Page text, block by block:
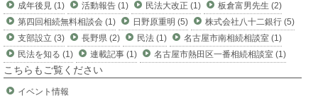
成年後見 (1)
活動報告 (1) 民法大改正 (1)
板倉富男先生 (2)
第四回相続無料相談会 (1)
日野原重明 (5)
株式会社八十二銀行 (5)
支部設立 (3)
長野県 (2) 民法 (1)
名古屋市南相続相談室 (1)
民法を知る (1)
連載記事 (1) 名古屋市熱田区一番相続相談室 (1)
こちらもご覧ください
イベント情報